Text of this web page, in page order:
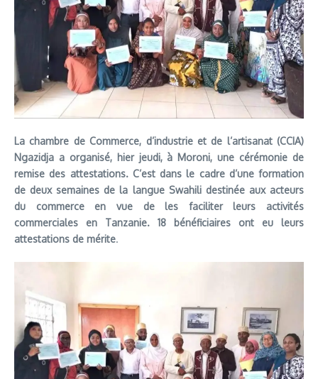
La chambre de Commerce, d’industrie et de l’artisanat (CCIA)
Ngazidja a organisé, hier jeudi, à Moroni, une cérémonie de
remise des attestations. C’est dans le cadre d’une formation
de deux semaines de la langue Swahili destinée aux acteurs
du commerce en vue de les faciliter leurs activités
commerciales en Tanzanie. 18 bénéficiaires ont eu leurs
attestations de mérite.